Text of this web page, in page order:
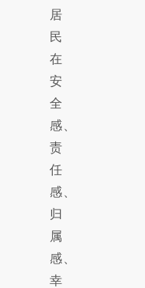
居
民
在
安
全
感、
责
任
感、
归
属
感、
幸